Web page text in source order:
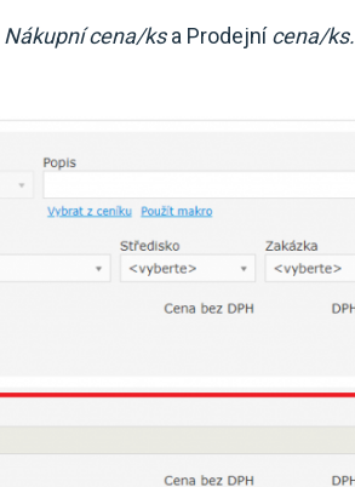
Nákupní cena/ksa Prodejnícena/ks.